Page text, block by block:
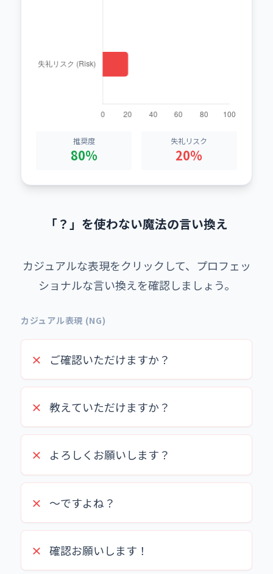
推奨度
80%
失礼リスク
20%
「？」を使わない魔法の言い換え
カジュアルな表現をクリックして、プロフェッ
ショナルな言い換えを確認しましょう。
カジュアル表現 (NG)
× ご確認いただけますか？
× 教えていただけますか？
× よろしくお願いします？
× 〜ですよね？
× 確認お願いします！